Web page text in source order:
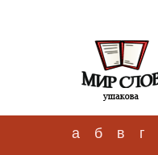
а б в г